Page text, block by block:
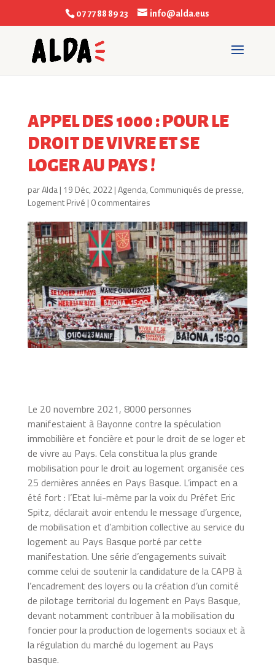
07 77 88 89 23 info@alda.eus
APPEL DES 1000 : POUR LE
DROIT DE VIVRE ET SE
LOGER AU PAYS !
parAlda| 19 Déc, 2022|Agenda, Communiqués de presse,
Logement Privé | 0 commentaires
Le 20 novembre 2021, 8000 personnes
manifestaient à Bayonne contre la spéculation
immobilière et foncière et pour le droit de se loger et
de vivre au Pays. Cela constitua la plus grande
mobilisation pour le droit au logement organisée ces
25 dernières années en Pays Basque. L’impact en a
été fort : l’Etat lui-même par la voix du Préfet Eric
Spitz, déclarait avoir entendu le message d’urgence,
de mobilisation et d’ambition collective au service du
logement au Pays Basque porté par cette
manifestation. Une série d’engagements suivait
comme celui de soutenir la candidature de la CAPB à
l’encadrement des loyers ou la création d’un comité
de pilotage territorial du logement en Pays Basque,
devant notamment contribuer à la mobilisation du
foncier pour la production de logements sociaux et à
la régulation du marché du logement au Pays
basque.